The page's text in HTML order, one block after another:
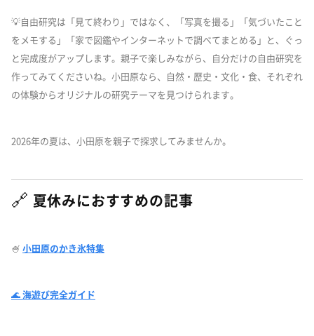
💡自由研究は「見て終わり」ではなく、「写真を撮る」「気づいたこと
をメモする」「家で図鑑やインターネットで調べてまとめる」と、ぐっ
と完成度がアップします。親子で楽しみながら、自分だけの自由研究を
作ってみてくださいね。小田原なら、自然・歴史・文化・食、それぞれ
の体験からオリジナルの研究テーマを見つけられます。
2026年の夏は、小田原を親子で探求してみませんか。
🔗 夏休みにおすすめの記事
🍧 小田原のかき氷特集
🌊 海遊び完全ガイド